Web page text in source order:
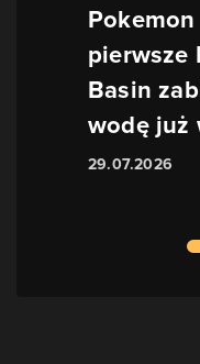
pierwsze
Basin
wodę już
29.07.2026